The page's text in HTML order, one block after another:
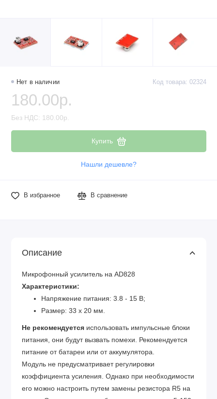
Нет в наличии Код товара: 02324
180.00р.
Без НДС: 180.00р.
Купить
Нашли дешевле?
В избранное В сравнение
Описание
Микрофонный усилитель на AD828
Характеристики:
Напряжение питания: 3.8 - 15 В;
Размер: 33 x 20 мм.
Не рекомендуется использовать импульсные блоки
питания, они будут вызвать помехи. Рекомендуется
питание от батареи или от аккумулятора.
Модуль не предусматривает регулировки
коэффициента усиления. Однако при необходимости
его можно настроить путем замены резистора R5 на